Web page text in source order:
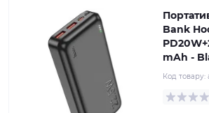
Bank
mAh -
Код товару: